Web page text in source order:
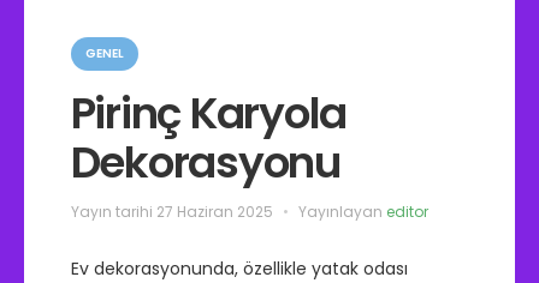
a
e
o
e
GENEL
Pirinç Karyola
Dekorasyonu
Yayın tarihi 27 Haziran 2025 Yayınlayan editor
Ev dekorasyonunda, özellikle yatak odası